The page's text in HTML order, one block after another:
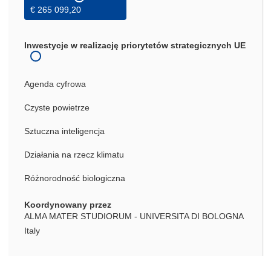
€ 265 099,20
Inwestycje w realizację priorytetów strategicznych UE
Agenda cyfrowa
Czyste powietrze
Sztuczna inteligencja
Działania na rzecz klimatu
Różnorodność biologiczna
Koordynowany przez
ALMA MATER STUDIORUM - UNIVERSITA DI BOLOGNA
Italy